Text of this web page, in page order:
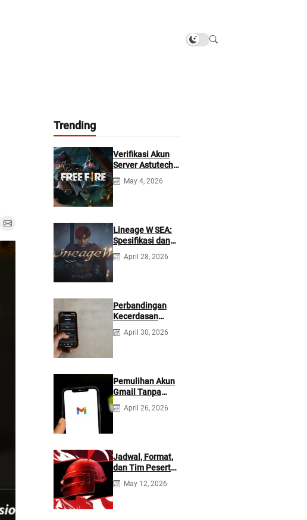
Share on Email
Trending
Verifikasi Akun
Server Astutech
Free Fire Gratis
May 4, 2026
Lineage W SEA:
Spesifikasi dan
Tanggal Rilis
April 28, 2026
Perbandingan
Kecerdasan
Buatan Claude
dan ChatGPT:
April 30, 2026
Pemulihan Akun
Gmail Tanpa
Kontak
Tambahan
April 26, 2026
Jadwal, Format,
dan Tim Peserta
Main Event PMIO
2026
May 12, 2026